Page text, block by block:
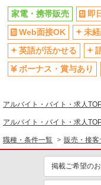
+゜・
万円支給(規定有)
ィブ支給(規定有
有）★
沖
キープ
紹介予定派遣
株式会社シエロ
時
+゜・
万円支給(規定
ィブ支給(規定有
有）★
沖
キープ
家電・携帯販売 即
Web面接OK
未
英語が活かせる
ボーナス・賞与あり
アルバイト・バイト・求人
アルバイト・バイト・求人
職種・条件一覧 販売・接客
掲載ご希望の